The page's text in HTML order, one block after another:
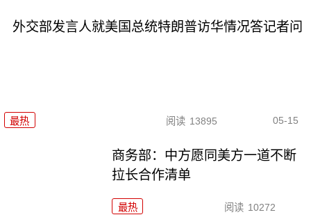
外交部发言人就美国总统特朗普访华情况答记者问
最热 阅读 13895 05-15
商务部：中方愿同美方一道不断
拉长合作清单
最热 阅读 10272